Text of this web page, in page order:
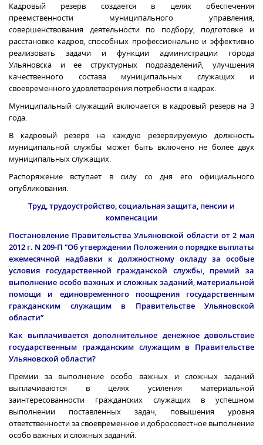
Кадровый резерв создается в целях обеспечения
преемственности муниципального управления,
совершенствования деятельности по подбору, подготовке и
расстановке кадров, способных профессионально и эффективно
реализовать задачи и функции администрации города
Ульяновска и ее структурных подразделений, улучшения
качественного состава муниципальных служащих и
своевременного удовлетворения потребности в кадрах.
Муниципальный служащий включается в кадровый резерв на 3
года.
В кадровый резерв на каждую резервируемую должность
муниципальной службы может быть включено не более двух
муниципальных служащих.
Распоряжение вступает в силу со дня его официального
опубликования.
Труд, трудоустройство, социальная защита, пенсии и
компенсации
Постановление Правительства Ульяновской области от 2 мая
2012 г. N 209-П “Об утверждении Положения о порядке выплаты
ежемесячной надбавки к должностному окладу за особые
условия государственной гражданской службы, премий за
выполнение особо важных и сложных заданий, материальной
помощи и единовременного поощрения государственным
гражданским служащим в Правительстве Ульяновской
области”
Как выплачивается дополнительное денежное довольствие
государственным гражданским служащим в Правительстве
Ульяновской области?
Премии за выполнение особо важных и сложных заданий
выплачиваются в целях усиления материальной
заинтересованности гражданских служащих в успешном
выполнении поставленных задач, повышения уровня
ответственности за своевременное и добросовестное выполнение
особо важных и сложных заданий.